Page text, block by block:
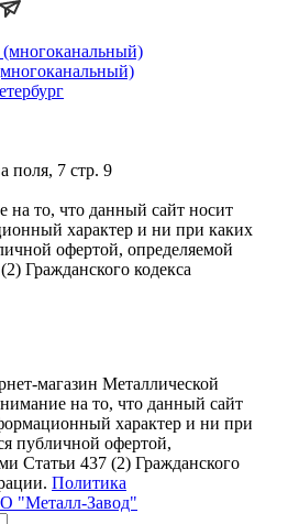
поля, 7 стр. 9
то, что данный сайт носит
характер и ни при каких
офертой, определяемой
Гражданского кодекса
магазин Металлической
на то, что данный сайт
характер и ни при
публичной офертой,
Статьи 437 (2) Гражданского
Политика
"Металл-Завод"